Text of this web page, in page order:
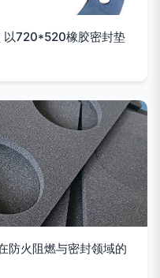
以720*520橡胶密封垫
防火阻燃与密封领域的